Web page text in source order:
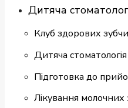
Дитяча
Клуб здорових
Дитяча стоматологія
Підготовка до
Лікування молочних